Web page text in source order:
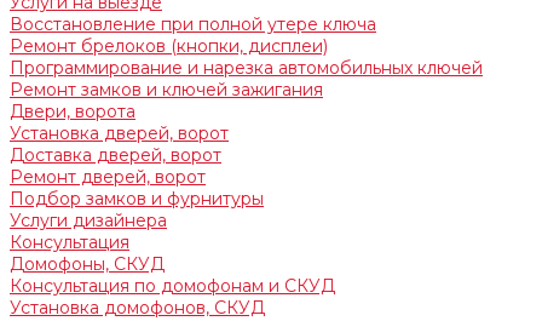
Восстановление при полной утере ключа
Ремонт брелоков (кнопки, дисплеи)
Программирование и нарезка автомобильных ключей
Ремонт замков и ключей зажигания
Двери, ворота
Установка дверей, ворот
Доставка дверей, ворот
Ремонт дверей, ворот
Подбор замков и фурнитуры
Услуги дизайнера
Консультация
Домофоны, СКУД
Консультация по домофонам и СКУД
Установка домофонов, СКУД